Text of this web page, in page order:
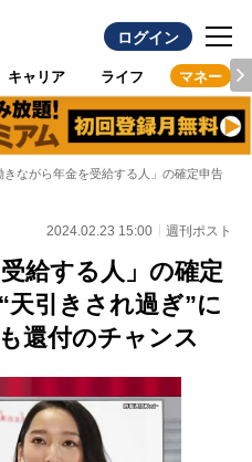
ログイン
キャリア ライフ マネー
きながら年金を受給する人」の確定申告
2024.02.23 15:00 週刊ポスト
給する人」の確定
引きされ過ぎ”に
還付のチャンス